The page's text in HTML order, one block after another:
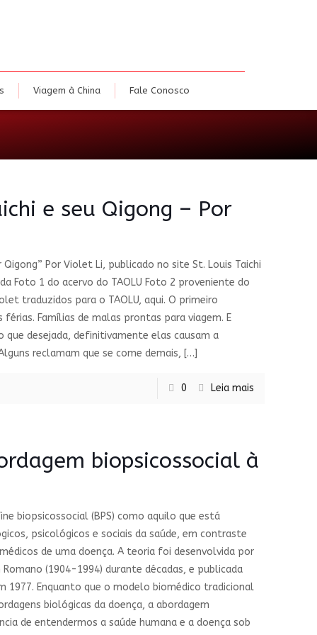
Viagem à China Fale Conosco
e seu Qigong – Por
Por Violet Li, publicado no site St. Louis Taichi
Foto 1 do acervo do TAOLU Foto 2 proveniente do
traduzidos para o TAOLU, aqui. O primeiro
Famílias de malas prontas para viagem. E
desejada, definitivamente elas causam a
reclamam que se come demais, […]
0 Leia mais
biopsicossocial à
biopsicossocial (BPS) como aquilo que está
psicológicos e sociais da saúde, em contraste
de uma doença. A teoria foi desenvolvida por
(1904-1994) durante décadas, e publicada
1977. Enquanto que o modelo biomédico tradicional
biológicas da doença, a abordagem
de entendermos a saúde humana e a doença sob